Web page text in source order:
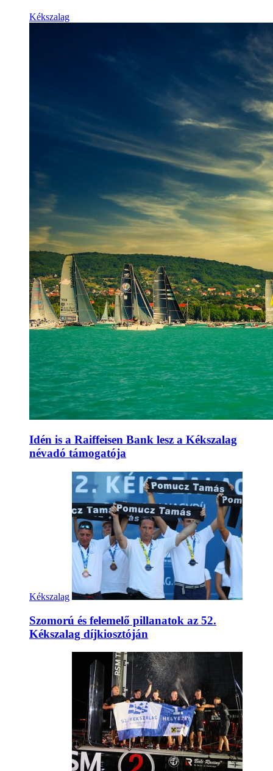
Kékszalag
Idén is a Raiffeisen Bank lesz a Kékszalag
névadó támogatója
Kékszalag
Szomorú és felemelő pillanatok az 52.
Kékszalag díjkiosztóján